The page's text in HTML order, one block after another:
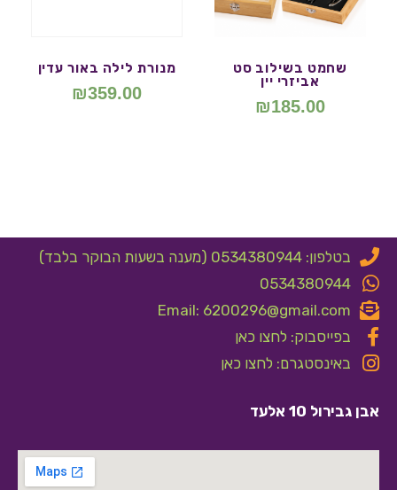
שחמט בשילוב סט
אביזרי יין
₪185.00
מנורת לילה באור עדין
₪359.00
בטלפון: 0534380944 (מענה בשעות הבוקר בלבד)
0534380944
Email: 6200296@gmail.com
בפייסבוק: לחצו כאן
באינסטגרם: לחצו כאן
אבן גבירול 10 אלעד